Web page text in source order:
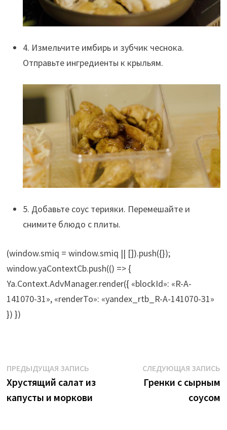
4. Измельчите имбирь и зубчик чеснока.
Отправьте ингредиенты к крыльям.
5. Добавьте соус терияки. Перемешайте и
снимите блюдо с плиты.
(window.smiq = window.smiq || []).push({});
window.yaContextCb.push(() => {
Ya.Context.AdvManager.render({ «blockId»: «R-A-
141070-31», «renderTo»: «yandex_rtb_R-A-141070-31»
}) })
Навигация
по
записям
ПРЕДЫДУЩАЯ ЗАПИСЬПредыдущая
запись:
Хрустящий салат из
капусты и моркови
СЛЕДУЮЩАЯ ЗАПИСЬ
Гренки с сырным
соусом